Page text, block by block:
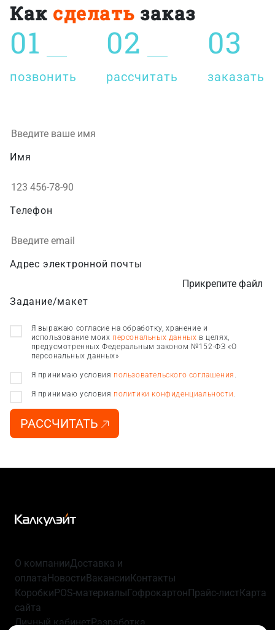
Как сделать заказ
01
позвонить
02
рассчитать
03
заказать
Имя
Телефон
Адрес электронной почты
Задание/макет
Прикрепите файл
Я выражаю согласие на обработку, хранение и
использование моих персональных данных в целях,
предусмотренных Федеральным законом №152-ФЗ «О
персональных данных»
Я принимаю условия пользовательского соглашения
Я принимаю условия политики конфиденциальности
РАССЧИТАТЬ
О компанииДоставка и
оплатаНовостиВакансииКонтакты
КоробкиPOS-материалыГофрокартонПрайс-листКарта
сайта
Личный кабинетРазработка